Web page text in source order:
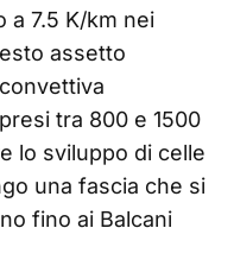
a 7.5 K/km nei
assetto
tra 800 e 1500
lo sviluppo di celle
una fascia che si
fino ai Balcani